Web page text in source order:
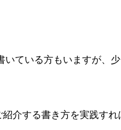
いている方もいますが、
介する書き方を実践す